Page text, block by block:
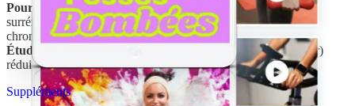
Pourquoi ça marche: Ces nutriments soutiennent les glandes
surrénales et réduisent la production de cortisol liée au stress
chronique.
Étude
: L’huile de poisson ou d’algues (1,8 g EPA+DHA/jour)
réduit le cortisol de20 %chez les personnes anxieuses.
Suppléments